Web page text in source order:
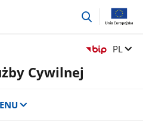
przejdź
Zmień
PL
Cywilnej